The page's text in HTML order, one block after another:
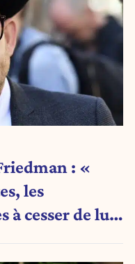
: «
les
à cesser de lui